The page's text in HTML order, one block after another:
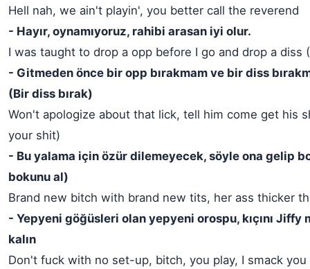
Hell nah, we ain't playin', you better call the reverend
- Hayır, oynamıyoruz, rahibi arasan iyi olur.
I was taught to drop a opp before I go and drop a diss
- Gitmeden önce bir opp bırakmam ve bir diss
(Bir diss bırak)
Won't apologize about that lick, tell him come get his
your shit)
- Bu yalama için özür dilemeyecek, söyle ona gelip
bokunu al)
Brand new bitch with brand new tits, her ass thicker
- Yepyeni göğüsleri olan yepyeni orospu, kıçını Jiffy
kalın
Don't fuck with no set-up, bitch, you play, I smack